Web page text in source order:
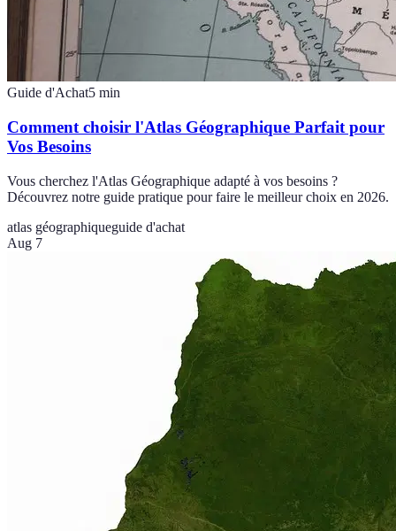
Guide d'Achat5 min
Comment choisir l'Atlas Géographique Parfait pour
Vos Besoins
Vous cherchez l'Atlas Géographique adapté à vos besoins ?
Découvrez notre guide pratique pour faire le meilleur choix en 2026.
atlas géographiqueguide d'achat
Aug 7